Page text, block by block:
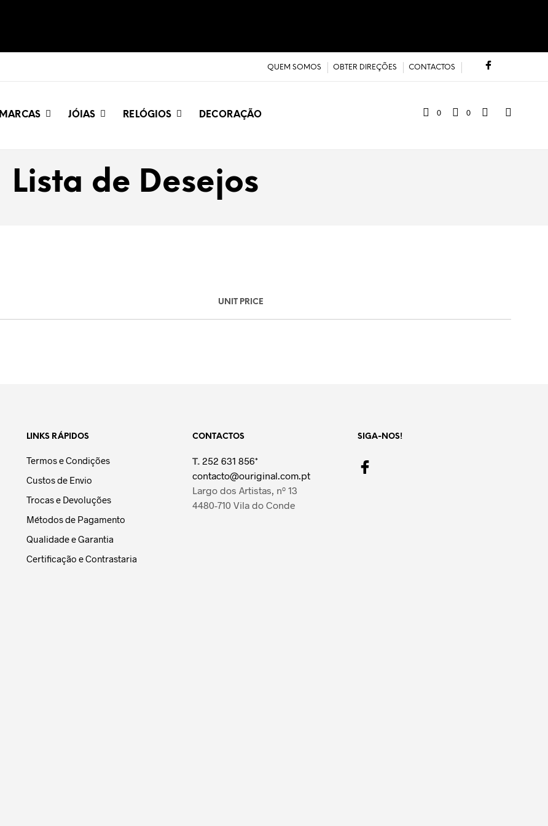
QUEM SOMOS OBTER DIREÇÕES CONTACTOS
MARCAS JÓIAS RELÓGIOS DECORAÇÃO 0 0
Lista de Desejos
UNIT PRICE
LINKS RÁPIDOS
Termos e Condições
Custos de Envio
Trocas e Devoluções
Métodos de Pagamento
Qualidade e Garantia
Certificação e Contrastaria
CONTACTOS
T. 252 631 856*
contacto@ouriginal.com.pt
Largo dos Artistas, nº 13
4480-710 Vila do Conde
SIGA-NOS!